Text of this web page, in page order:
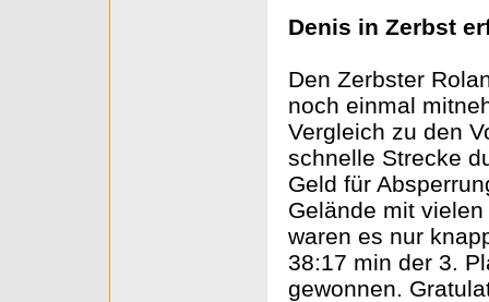
Denis in Zerbst
Den Zerbster
noch einmal
Vergleich zu den
schnelle Strecke
Geld für
Gelände mit
waren es nur
38:17 min der 3.
gewonnen.